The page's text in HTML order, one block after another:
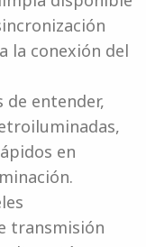
la conexión del
de entender,
en
transmisión